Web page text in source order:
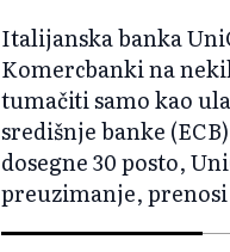
Italijanska banka
Komercbanki na
tumačiti samo kao
središnje banke
dosegne 30 posto,
preuzimanje,